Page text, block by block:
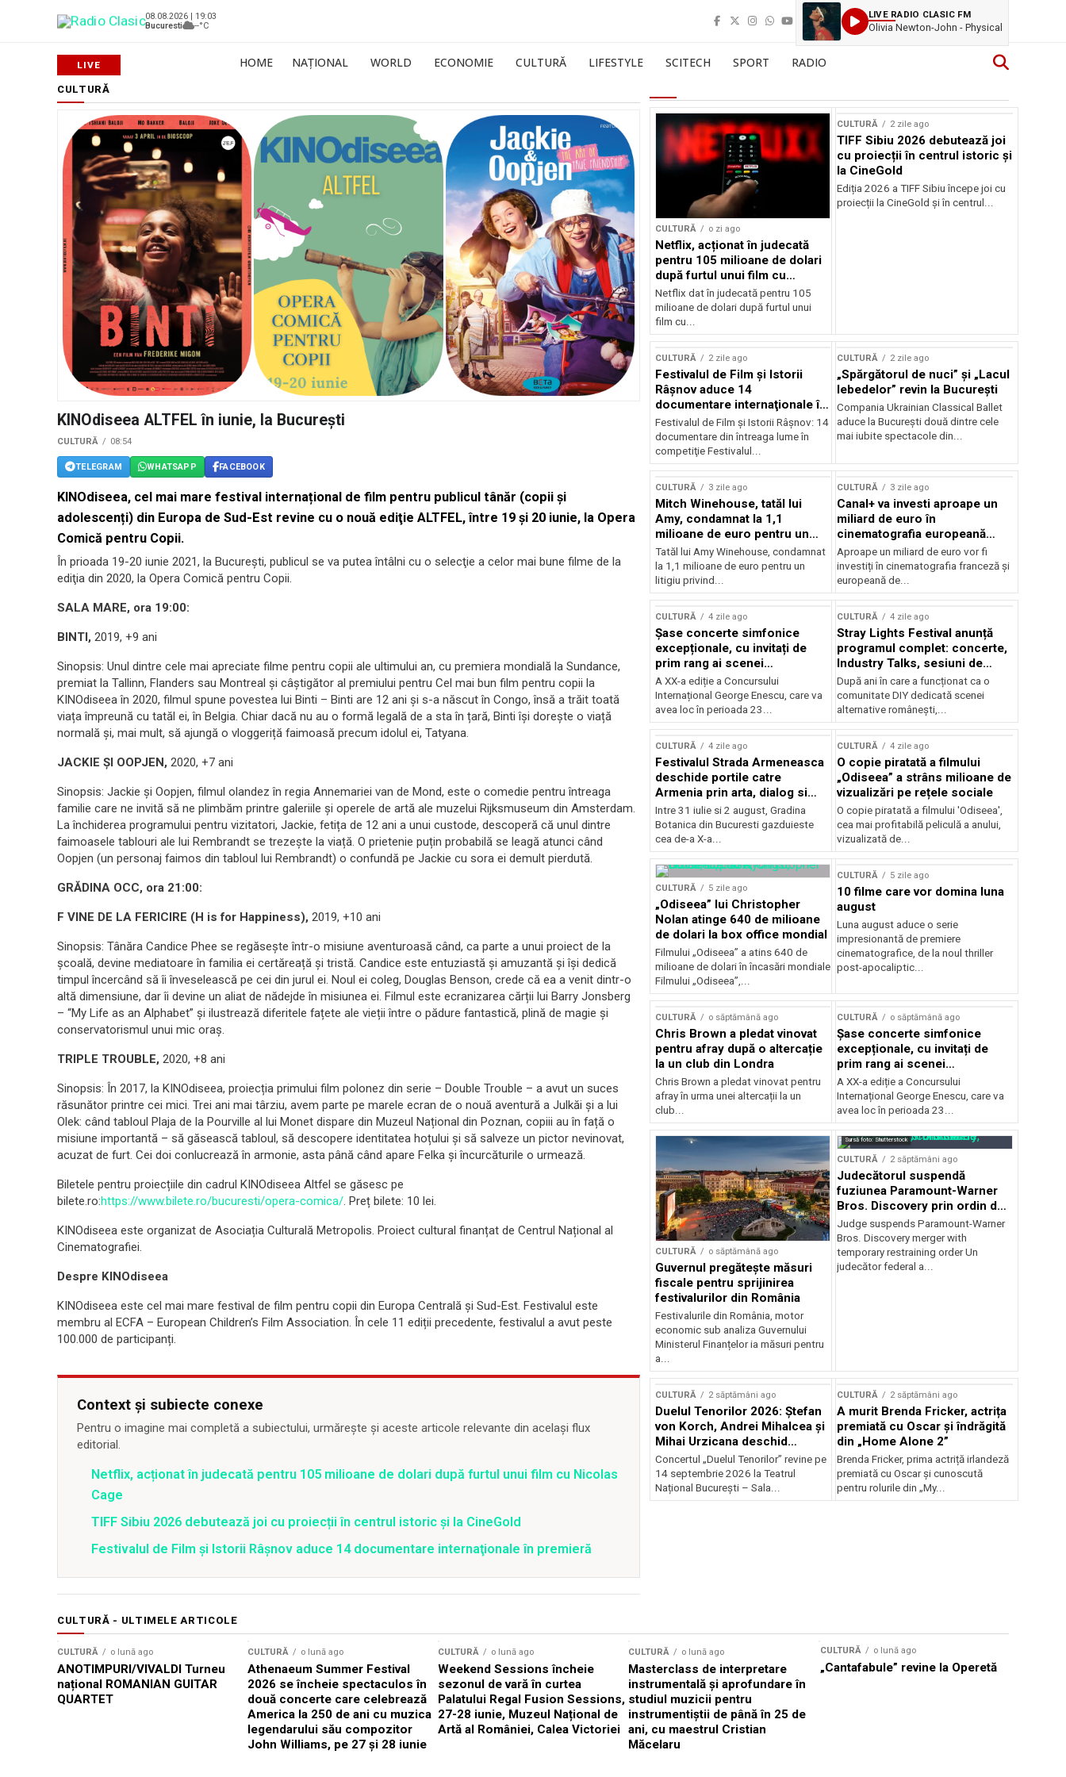
08.08.2026 | 19:03
Bucuresti
--°C
LIVE RADIO CLASIC FM
Olivia Newton-John - Physical
HOME NAȚIONAL WORLD ECONOMIE CULTURĂ LIFESTYLE SCITECH SPORT RADIO
CULTURĂ
KINOdiseea ALTFEL în iunie, la Bucureşti
CULTURĂ 08:54
TELEGRAM WHATSAPP FACEBOOK
KINOdiseea, cel mai mare festival internațional de film pentru publicul tânăr (copii și
adolescenți) din Europa de Sud-Est revine cu o nouă ediţie ALTFEL, între 19 și 20 iunie, la Opera
Comică pentru Copii.
În prioada 19-20 iunie 2021, la Bucureşti, publicul se va putea întâlni cu o selecţie a celor mai bune filme de la
ediţia din 2020, la Opera Comică pentru Copii.
SALA MARE, ora 19:00:
BINTI, 2019, +9 ani
Sinopsis: Unul dintre cele mai apreciate filme pentru copii ale ultimului an, cu premiera mondială la Sundance,
premiat la Tallinn, Flanders sau Montreal și câștigător al premiului pentru Cel mai bun film pentru copii la
KINOdiseea în 2020, filmul spune povestea lui Binti – Binti are 12 ani și s-a născut în Congo, însă a trăit toată
viața împreună cu tatăl ei, în Belgia. Chiar dacă nu au o formă legală de a sta în țară, Binti își dorește o viață
normală și, mai mult, să ajungă o vloggeriță faimoasă precum idolul ei, Tatyana.
JACKIE ȘI OOPJEN, 2020, +7 ani
Sinopsis: Jackie și Oopjen, filmul olandez în regia Annemariei van de Mond, este o comedie pentru întreaga
familie care ne invită să ne plimbăm printre galeriile și operele de artă ale muzelui Rijksmuseum din Amsterdam.
La închiderea programului pentru vizitatori, Jackie, fetița de 12 ani a unui custode, descoperă că unul dintre
faimoasele tablouri ale lui Rembrandt se trezește la viață. O prietenie puțin probabilă se leagă atunci când
Oopjen (un personaj faimos din tabloul lui Rembrandt) o confundă pe Jackie cu sora ei demult pierdută.
GRĂDINA OCC, ora 21 :00:
F VINE DE LA FERICIRE (H is for Happiness), 2019, +10 ani
Sinopsis: Tânăra Candice Phee se regăsește într-o misiune aventuroasă când, ca parte a unui proiect de la
școală, devine mediatoare în familia ei certăreață și tristă. Candice este entuziastă și amuzantă și își dedică
timpul încercând să îi înveselească pe cei din jurul ei. Noul ei coleg, Douglas Benson, crede că ea a venit dintr-o
altă dimensiune, dar îi devine un aliat de nădejde în misiunea ei. Filmul este ecranizarea cărții lui Barry Jonsberg
– “My Life as an Alphabet” și ilustrează diferitele fațete ale vieții între o pădure fantastică, plină de magie și
conservatorismul unui mic oraș.
TRIPLE TROUBLE, 2020, +8 ani
Sinopsis: În 2017, la KINOdiseea, proiecția primului film polonez din serie – Double Trouble – a avut un suces
răsunător printre cei mici. Trei ani mai târziu, avem parte pe marele ecran de o nouă aventură a Julkăi și a lui
Olek: când tabloul Plaja de la Pourville al lui Monet dispare din Muzeul Național din Poznan, copiii au în față o
misiune importantă – să găsească tabloul, să descopere identitatea hoțului și să salveze un pictor nevinovat,
acuzat de furt. Cei doi conlucrează în armonie, asta până când apare Felka și încurcăturile o urmează.
Biletele pentru proiecțiile din cadrul KINOdiseea Altfel se găsesc pe
bilete.ro:https://www.bilete.ro/bucuresti/opera-comica/. Preț bilete: 10 lei.
KINOdiseea este organizat de Asociația Culturală Metropolis. Proiect cultural finanțat de Centrul Național al
Cinematografiei.
Despre KINOdiseea
KINOdiseea este cel mai mare festival de film pentru copii din Europa Centrală și Sud-Est. Festivalul este
membru al ECFA – European Children’s Film Association. În cele 11 ediții precedente, festivalul a avut peste
100.000 de participanți.
Context și subiecte conexe
Pentru o imagine mai completă a subiectului, urmărește și aceste articole relevante din același flux
editorial.
Netflix, acționat în judecată pentru 105 milioane de dolari după furtul unui film cu Nicolas
Cage
TIFF Sibiu 2026 debutează joi cu proiecții în centrul istoric și la CineGold
Festivalul de Film şi Istorii Râşnov aduce 14 documentare internaţionale în premieră
CULTURĂ o zi ago
Netflix, acționat în judecată
pentru 105 milioane de dolari
după furtul unui film cu
Nicolas Cage
Netflix dat în judecată pentru 105
milioane de dolari după furtul unui
film cu...
CULTURĂ 2 zile ago
TIFF Sibiu 2026 debutează joi
cu proiecții în centrul istoric și
la CineGold
Ediția 2026 a TIFF Sibiu începe joi cu
proiecții la CineGold și în centrul...
CULTURĂ 2 zile ago
Festivalul de Film şi Istorii
Râşnov aduce 14
documentare internaţionale în
premieră
Festivalul de Film şi Istorii Râşnov: 14
documentare din întreaga lume în
competiţie Festivalul...
CULTURĂ 2 zile ago
„Spărgătorul de nuci” și „Lacul
lebedelor” revin la București
Compania Ukrainian Classical Ballet
aduce la București două dintre cele
mai iubite spectacole din...
CULTURĂ 3 zile ago
Mitch Winehouse, tatăl lui
Amy, condamnat la 1,1
milioane de euro pentru un
litigiu pierdut
Tatăl lui Amy Winehouse, condamnat
la 1,1 milioane de euro pentru un
litigiu privind...
CULTURĂ 3 zile ago
Canal+ va investi aproape un
miliard de euro în
cinematografia europeană
până în 2032
Aproape un miliard de euro vor fi
investiți în cinematografia franceză și
europeană de...
CULTURĂ 4 zile ago
Șase concerte simfonice
excepționale, cu invitați de
prim rang ai scenei
internaționale și ansambluri
orchestrale românești de
prestigiu, în programul
Concursului Enescu 2026
A XX-a ediție a Concursului
Internațional George Enescu, care va
avea loc în perioada 23...
CULTURĂ 4 zile ago
Stray Lights Festival anunță
programul complet: concerte,
Industry Talks, sesiuni de
audiție și noi opțiuni de
participare pentru public
După ani în care a funcționat ca o
comunitate DIY dedicată scenei
alternative românești,...
CULTURĂ 4 zile ago
Festivalul Strada Armeneasca
deschide portile catre
Armenia prin arta, dialog si
patrimoniu, intre 31 iulie si 2
august, la Gradina Botanica din
Bucuresti
Intre 31 iulie si 2 august, Gradina
Botanica din Bucuresti gazduieste
cea de-a X-a...
CULTURĂ 4 zile ago
O copie piratată a filmului
„Odiseea” a strâns milioane de
vizualizări pe rețele sociale
O copie piratată a filmului 'Odiseea',
cea mai profitabilă peliculă a anului,
vizualizată de...
CULTURĂ 5 zile ago
„Odiseea” lui Christopher
Nolan atinge 640 de milioane
de dolari la box office mondial
Filmului „Odiseea” a atins 640 de
milioane de dolari în încasări mondiale
Filmului „Odiseea”,...
CULTURĂ 5 zile ago
10 filme care vor domina luna
august
Luna august aduce o serie
impresionantă de premiere
cinematografice, de la noul thriller
post-apocaliptic...
CULTURĂ o săptămână ago
Chris Brown a pledat vinovat
pentru afray după o altercație
la un club din Londra
Chris Brown a pledat vinovat pentru
afray în urma unei altercații la un
club...
CULTURĂ o săptămână ago
Șase concerte simfonice
excepționale, cu invitați de
prim rang ai scenei
internaționale și ansambluri
orchestrale românești de
prestigiu, în programul
Concursului Enescu 2026
A XX-a ediție a Concursului
Internațional George Enescu, care va
avea loc în perioada 23...
CULTURĂ o săptămână ago
Guvernul pregătește măsuri
fiscale pentru sprijinirea
festivalurilor din România
Festivalurile din România, motor
economic sub analiza Guvernului
Ministerul Finanțelor ia măsuri pentru
a...
Sursă foto: Shutterstock
CULTURĂ 2 săptămâni ago
Judecătorul suspendă
fuziunea Paramount-Warner
Bros. Discovery prin ordin de
restricție temporară
Judge suspends Paramount-Warner
Bros. Discovery merger with
temporary restraining order Un
judecător federal a...
CULTURĂ 2 săptămâni ago
Duelul Tenorilor 2026: Ștefan
von Korch, Andrei Mihalcea și
Mihai Urzicana deschid
stagiunea Musical
Extravaganza la TNB
Concertul „Duelul Tenorilor” revine pe
14 septembrie 2026 la Teatrul
Național București – Sala...
CULTURĂ 2 săptămâni ago
A murit Brenda Fricker, actrița
premiată cu Oscar și îndrăgită
din „Home Alone 2”
Brenda Fricker, prima actriță irlandeză
premiată cu Oscar și cunoscută
pentru rolurile din „My...
CULTURĂ - ULTIMELE ARTICOLE
CULTURĂ o lună ago
ANOTIMPURI/VIVALDI Turneu
național ROMANIAN GUITAR
QUARTET
CULTURĂ o lună ago
Athenaeum Summer Festival
2026 se încheie spectaculos în
două concerte care celebrează
America la 250 de ani cu muzica
legendarului său compozitor
John Williams, pe 27 și 28 iunie
CULTURĂ o lună ago
Weekend Sessions încheie
sezonul de vară în curtea
Palatului Regal Fusion Sessions,
27-28 iunie, Muzeul Național de
Artă al României, Calea Victoriei
CULTURĂ o lună ago
Masterclass de interpretare
instrumentală și aprofundare în
studiul muzicii pentru
instrumentiștii de până în 25 de
ani, cu maestrul Cristian
Măcelaru
CULTURĂ o lună ago
„Cantafabule” revine la Operetă